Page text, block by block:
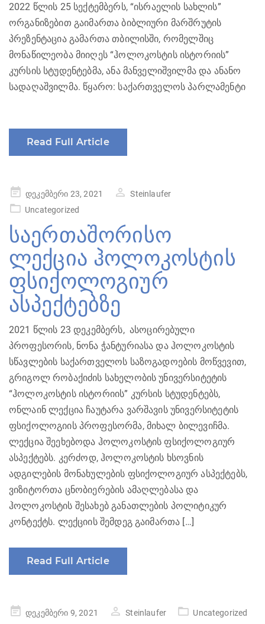
2022 წლის 25 სექტემბერს, “ისრაელის სახლის”
ორგანიზებით გაიმართა ბიბლიური მარშრუტის
პრეზენტაცია გამართა თბილისში, რომელშიც
მონაწილეობა მიიღეს “ჰოლოკოსტის ისტორიის”
კურსის სტუდენტებმა, ანა მანველიშვილმა და ანანო
სადაღაშვილმა. წყარო: საქართველოს პარლამენტი
Read Full Article
Posted
on
დეკემბერი 23, 2021
Steinlaufer
Uncategorized
საერთაშორისო
ლექცია ჰოლოკოსტის
ფსიქოლოგიურ
ასპექტებზე
2021 წლის 23 დეკემბერს, ასოცირებული
პროფესორის, ნონა ჭანტურიასა და ჰოლოკოსტის
სწავლების საქართველოს საზოგადოების მოწვევით,
გრიგოლ რობაქიძის სახელობის უნივერსიტეტის
“ჰოლოკოსტის ისტორიის” კურსის სტუდენტებს,
ონლაინ ლექცია ჩაუტარა ვარშავის უნივერსიტეტის
ფსიქოლოგიის პროფესორმა, მიხალ ბილევიჩმა.
ლექცია შეეხებოდა ჰოლოკოსტის ფსიქოლოგიურ
ასპექტებს. კერძოდ, ჰოლოკოსტის ხსოვნის
ადგილების მონახულების ფსიქოლოგიურ ასპექტებს,
ვიზიტორთა ცნობიერების ამაღლებასა და
ჰოლოკოსტის შესახებ განათლების პოლიტიკურ
კონტექტს. ლექციის შემდეგ გაიმართა […]
Read Full Article
Postedდეკემბერი 9, 2021 Steinlaufer Uncategorized